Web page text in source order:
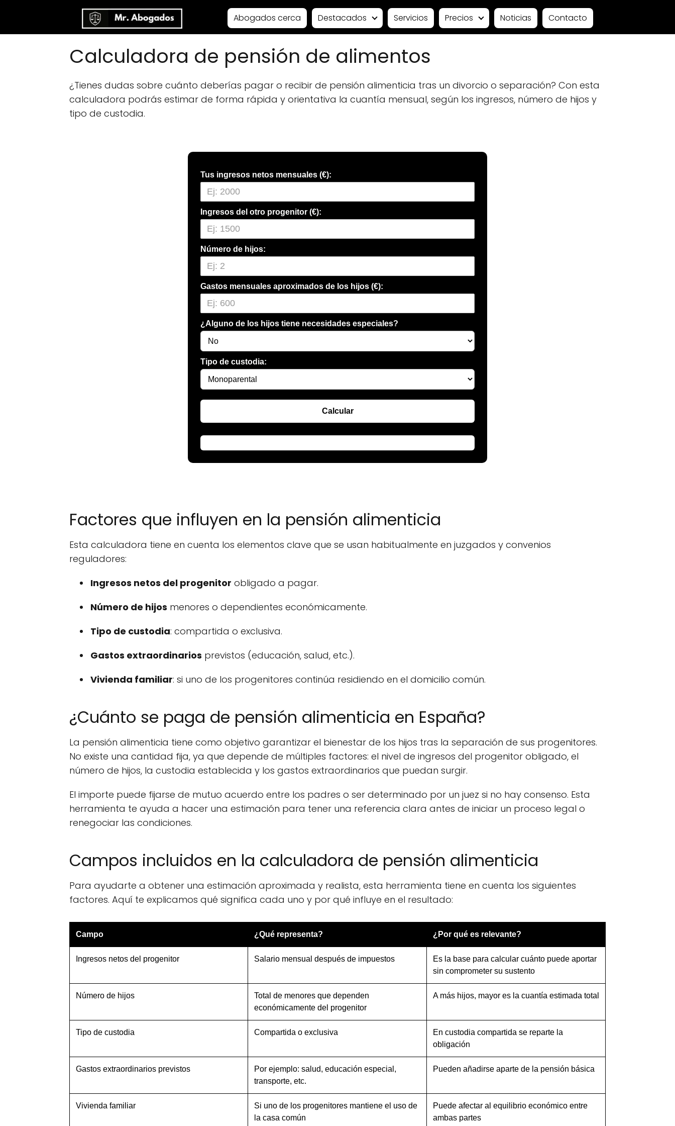
Abogados cerca Destacados Servicios Precios Noticias Contacto
Calculadora de pensión de alimentos
¿Tienes dudas sobre cuánto deberías pagar o recibir de pensión alimenticia tras un divorcio o separación? Con esta
calculadora podrás estimar de forma rápida y orientativa la cuantía mensual, según los ingresos, número de hijos y
tipo de custodia.
Tus ingresos netos mensuales (€):
Ingresos del otro progenitor (€):
Número de hijos:
Gastos mensuales aproximados de los hijos (€):
¿Alguno de los hijos tiene necesidades especiales?
Tipo de custodia:
Calcular
Factores que influyen en la pensión alimenticia
Esta calculadora tiene en cuenta los elementos clave que se usan habitualmente en juzgados y convenios
reguladores:
Ingresos netos del progenitor obligado a pagar.
Número de hijos menores o dependientes económicamente.
Tipo de custodia: compartida o exclusiva.
Gastos extraordinarios previstos (educación, salud, etc.).
Vivienda familiar: si uno de los progenitores continúa residiendo en el domicilio común.
¿Cuánto se paga de pensión alimenticia en España?
La pensión alimenticia tiene como objetivo garantizar el bienestar de los hijos tras la separación de sus progenitores.
No existe una cantidad fija, ya que depende de múltiples factores: el nivel de ingresos del progenitor obligado, el
número de hijos, la custodia establecida y los gastos extraordinarios que puedan surgir.
El importe puede fijarse de mutuo acuerdo entre los padres o ser determinado por un juez si no hay consenso. Esta
herramienta te ayuda a hacer una estimación para tener una referencia clara antes de iniciar un proceso legal o
renegociar las condiciones.
Campos incluidos en la calculadora de pensión alimenticia
Para ayudarte a obtener una estimación aproximada y realista, esta herramienta tiene en cuenta los siguientes
factores. Aquí te explicamos qué significa cada uno y por qué influye en el resultado:
Campo ¿Qué representa? ¿Por qué es relevante?
Ingresos netos del progenitor Salario mensual después de impuestos
Es la base para calcular cuánto puede aportar
sin comprometer su sustento
Número de hijos
Total de menores que dependen
económicamente del progenitor
A más hijos, mayor es la cuantía estimada total
Tipo de custodia Compartida o exclusiva
En custodia compartida se reparte la
obligación
Gastos extraordinarios previstos
Por ejemplo: salud, educación especial,
transporte, etc.
Pueden añadirse aparte de la pensión básica
Vivienda familiar
Si uno de los progenitores mantiene el uso de
la casa común
Puede afectar al equilibrio económico entre
ambas partes